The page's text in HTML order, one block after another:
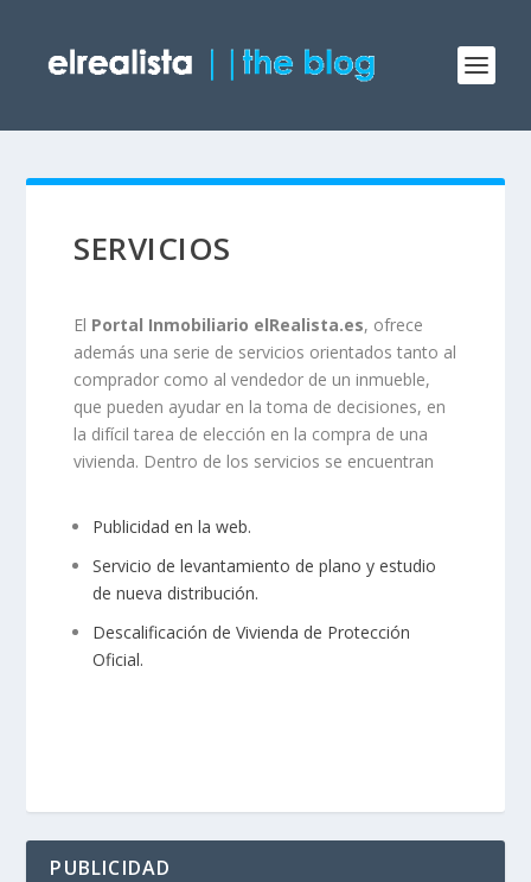
SERVICIOS
El Portal Inmobiliario elRealista.es, ofrece
además una serie de servicios orientados tanto al
comprador como al vendedor de un inmueble,
que pueden ayudar en la toma de decisiones, en
la difícil tarea de elección en la compra de una
vivienda. Dentro de los servicios se encuentran
Publicidad en la web.
Servicio de levantamiento de plano y estudio
de nueva distribución.
Descalificación de Vivienda de Protección
Oficial.
PUBLICIDAD